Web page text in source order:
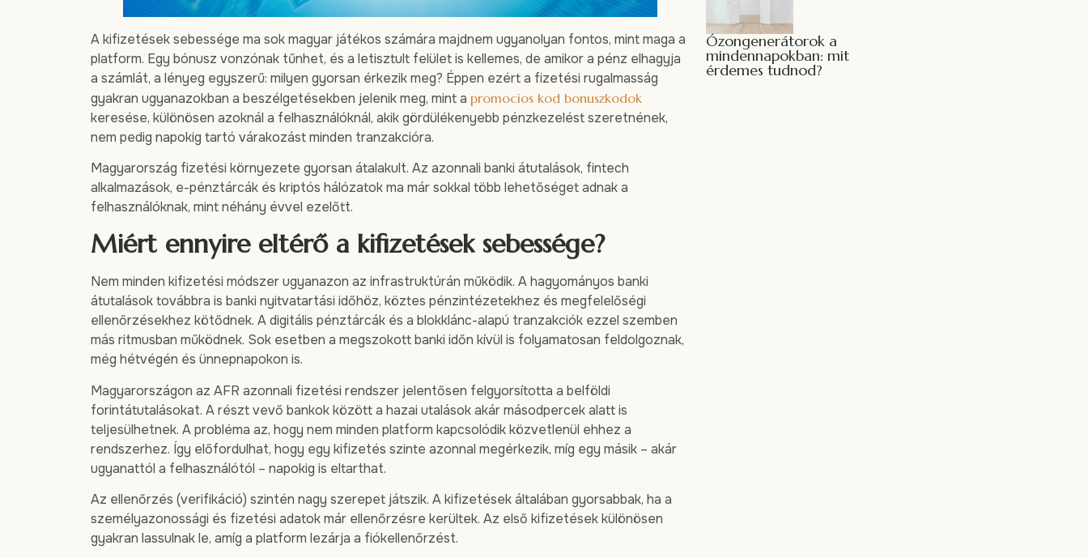
A kifizetések sebessége ma sok magyar játékos számára majdnem ugyanolyan fontos, mint maga a
platform. Egy bónusz vonzónak tűnhet, és a letisztult felület is kellemes, de amikor a pénz elhagyja
a számlát, a lényeg egyszerű: milyen gyorsan érkezik meg? Éppen ezért a fizetési rugalmasság
gyakran ugyanazokban a beszélgetésekben jelenik meg, mint a promocios kod bonuszkodok
keresése, különösen azoknál a felhasználóknál, akik gördülékenyebb pénzkezelést szeretnének,
nem pedig napokig tartó várakozást minden tranzakcióra.
Magyarország fizetési környezete gyorsan átalakult. Az azonnali banki átutalások, fintech
alkalmazások, e-pénztárcák és kriptós hálózatok ma már sokkal több lehetőséget adnak a
felhasználóknak, mint néhány évvel ezelőtt.
Miért ennyire eltérő a kifizetések sebessége?
Nem minden kifizetési módszer ugyanazon az infrastruktúrán működik. A hagyományos banki
átutalások továbbra is banki nyitvatartási időhöz, köztes pénzintézetekhez és megfelelőségi
ellenőrzésekhez kötődnek. A digitális pénztárcák és a blokklánc-alapú tranzakciók ezzel szemben
más ritmusban működnek. Sok esetben a megszokott banki időn kívül is folyamatosan feldolgoznak,
még hétvégén és ünnepnapokon is.
Magyarországon az AFR azonnali fizetési rendszer jelentősen felgyorsította a belföldi
forintátutalásokat. A részt vevő bankok között a hazai utalások akár másodpercek alatt is
teljesülhetnek. A probléma az, hogy nem minden platform kapcsolódik közvetlenül ehhez a
rendszerhez. Így előfordulhat, hogy egy kifizetés szinte azonnal megérkezik, míg egy másik – akár
ugyanattól a felhasználótól – napokig is eltarthat.
Az ellenőrzés (verifikáció) szintén nagy szerepet játszik. A kifizetések általában gyorsabbak, ha a
személyazonossági és fizetési adatok már ellenőrzésre kerültek. Az első kifizetések különösen
gyakran lassulnak le, amíg a platform lezárja a fiókellenőrzést.
Ózongenerátorok a
mindennapokban: mit
érdemes tudnod?